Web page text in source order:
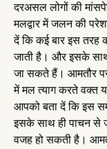
दरअसल लोगों की
मलद्वार में जलन की
दें कि कई बार इस तरह
जाती है। और इसके
जा सकते हैं। आमतौर
में मल त्याग करते वक्त
आपको बता दें कि इस
इसके साथ ही पाचन से
वजह हो सकती है।